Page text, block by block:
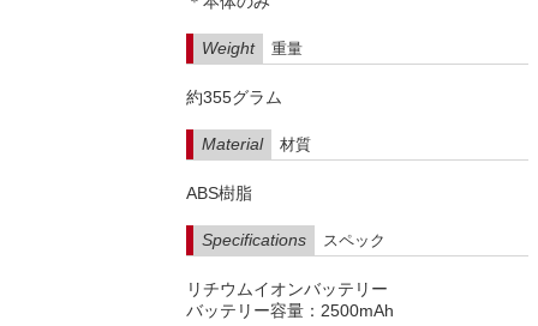
Weight 重量
約355グラム
Material 材質
ABS樹脂
Specifications スペック
リチウムイオンバッテリー
バッテリー容量：2500mAh